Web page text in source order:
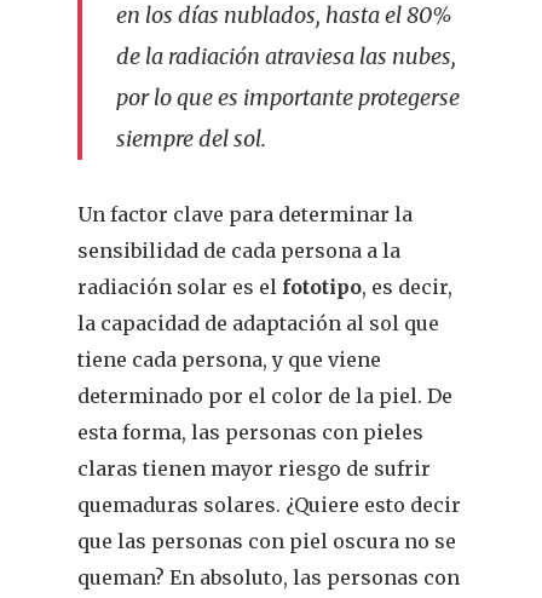
en los días nublados, hasta el 80%
de la radiación atraviesa las nubes,
por lo que es importante protegerse
siempre del sol.
Un factor clave para determinar la
sensibilidad de cada persona a la
radiación solar es el fototipo, es decir,
la capacidad de adaptación al sol que
tiene cada persona, y que viene
determinado por el color de la piel. De
esta forma, las personas con pieles
claras tienen mayor riesgo de sufrir
quemaduras solares. ¿Quiere esto decir
que las personas con piel oscura no se
queman? En absoluto, las personas con